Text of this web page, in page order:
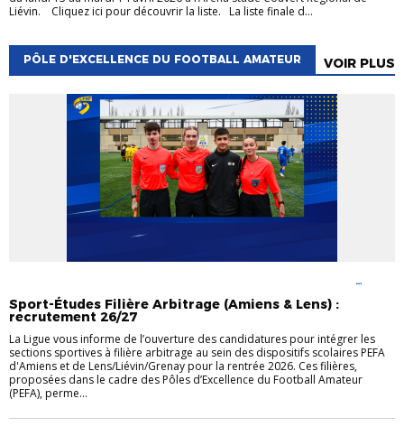
Liévin. Cliquez ici pour découvrir la liste. La liste finale d...
PÔLE D'EXCELLENCE DU FOOTBALL AMATEUR VOIR PLUS
Sport-Études Filière Arbitrage (Amiens & Lens) :
recrutement 26/27
La Ligue vous informe de l’ouverture des candidatures pour intégrer les
sections sportives à filière arbitrage au sein des dispositifs scolaires PEFA
d'Amiens et de Lens/Liévin/Grenay pour la rentrée 2026. Ces filières,
proposées dans le cadre des Pôles d’Excellence du Football Amateur
(PEFA), perme...